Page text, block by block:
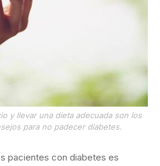
y llevar una dieta adecuada son los
para no padecer diabetes.
pacientes con diabetes es